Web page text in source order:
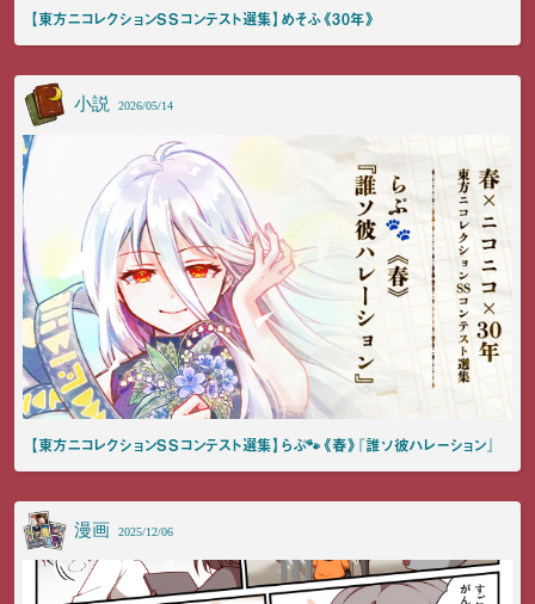
【東方ニコレクションSSコンテスト選集】めそふ《30年》
小説 2026/05/14
【東方ニコレクションSSコンテスト選集】らぷ🐾《春》『誰ソ彼ハレーション』
漫画 2025/12/06